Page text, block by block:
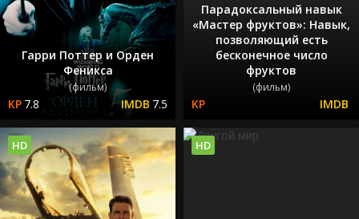
Гарри Поттер и Орден
Феникса
(фильм)
7.8 7.5
Парадоксальный навык
«Мастер фруктов»: Навык,
позволяющий есть
бесконечное число
фруктов
(фильм)
HD HD